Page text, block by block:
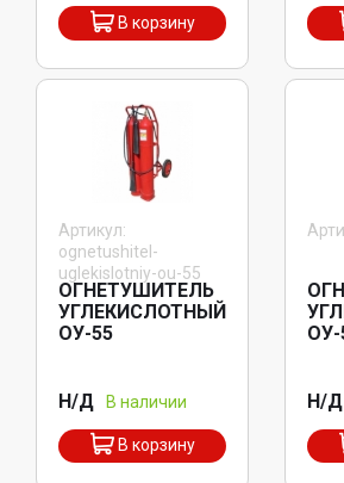
В корзину
Артикул:
ognetushitel-
uglekislotniy-ou-55
ОГНЕТУШИТЕЛЬ
УГЛЕКИСЛОТНЫЙ
ОУ-55
Н/Д В наличии
В корзину
ОУ-
Н/Д